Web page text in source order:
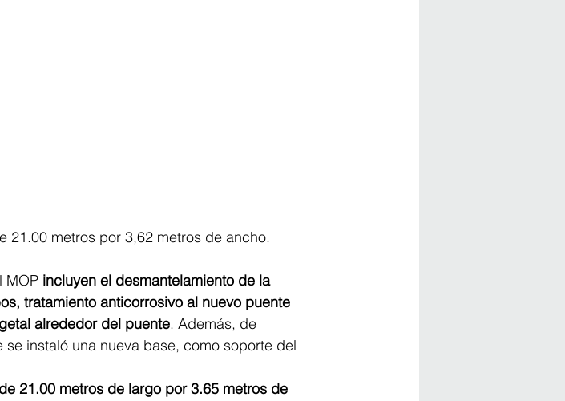
21.00 metros por 3,62 metros de ancho.
MOP incluyen el desmantelamiento de la
tratamiento anticorrosivo al nuevo puente
alrededor del puente. Además, de
instaló una nueva base, como soporte del
21.00 metros de largo por 3.65 metros de